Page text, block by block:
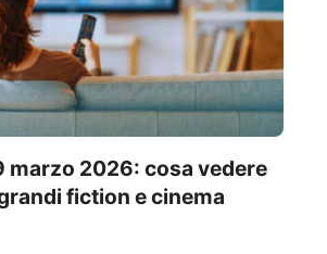
marzo 2026: cosa vedere
fiction e cinema